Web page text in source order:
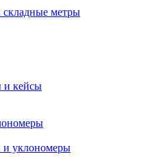
складные метры
и кейсы
и уклономеры